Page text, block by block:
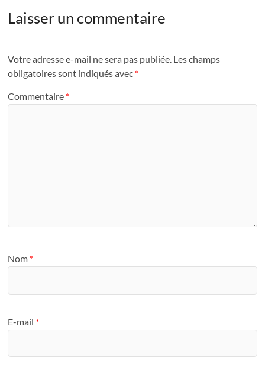
Laisser un commentaire
Votre adresse e-mail ne sera pas publiée. Les champs
obligatoires sont indiqués avec *
Commentaire *
Nom *
E-mail *